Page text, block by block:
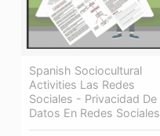
Spanish Sociocultural
Activities Las Redes
Sociales - Privacidad De
Datos En Redes Sociales